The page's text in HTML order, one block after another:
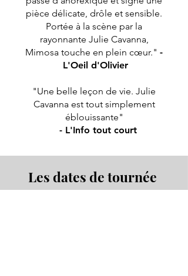
pièce délicate, drôle et sensible.
Portée à la scène par la
rayonnante Julie Cavanna,
Mimosa touche en plein cœur." -
L'Oeil d'Olivier
"Une belle leçon de vie. Julie
Cavanna est tout simplement
éblouissante"
- L'Info tout court
Les dates de tournée